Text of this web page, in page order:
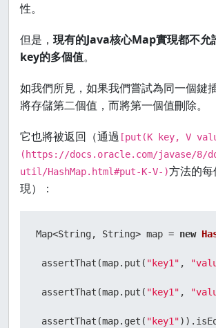
性。
但是， 現有的Java核心Map實現都不允
key的多個值。
如我們所見，如果我們嘗試為同一個鍵
將存儲第二個值，而將第一個值刪除。
它也將被返回（通過 [put(K key, V
(https://docs.oracle.com/javase/8/
util/HashMap.html#put-K-V-)方法的
現）：
Map<String, String> map = new
assertThat(map.put( "key1" ,
assertThat(map.put( "key1" ,
assertThat(map.get( "key1"